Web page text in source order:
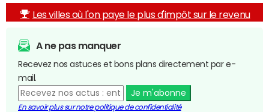
Les villes où l'on paye le plus d'impôt sur le revenu
A ne pas manquer
Recevez nos astuces et bons plans directement par e-
mail.
Je m'abonne
En savoir plus sur notre politique de confidentialité